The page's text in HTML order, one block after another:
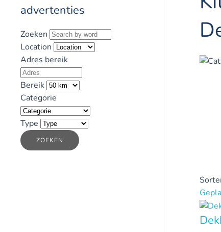
advertenties
Zoeken
Location
Adres bereik
Bereik
Categorie
Type
ZOEKEN